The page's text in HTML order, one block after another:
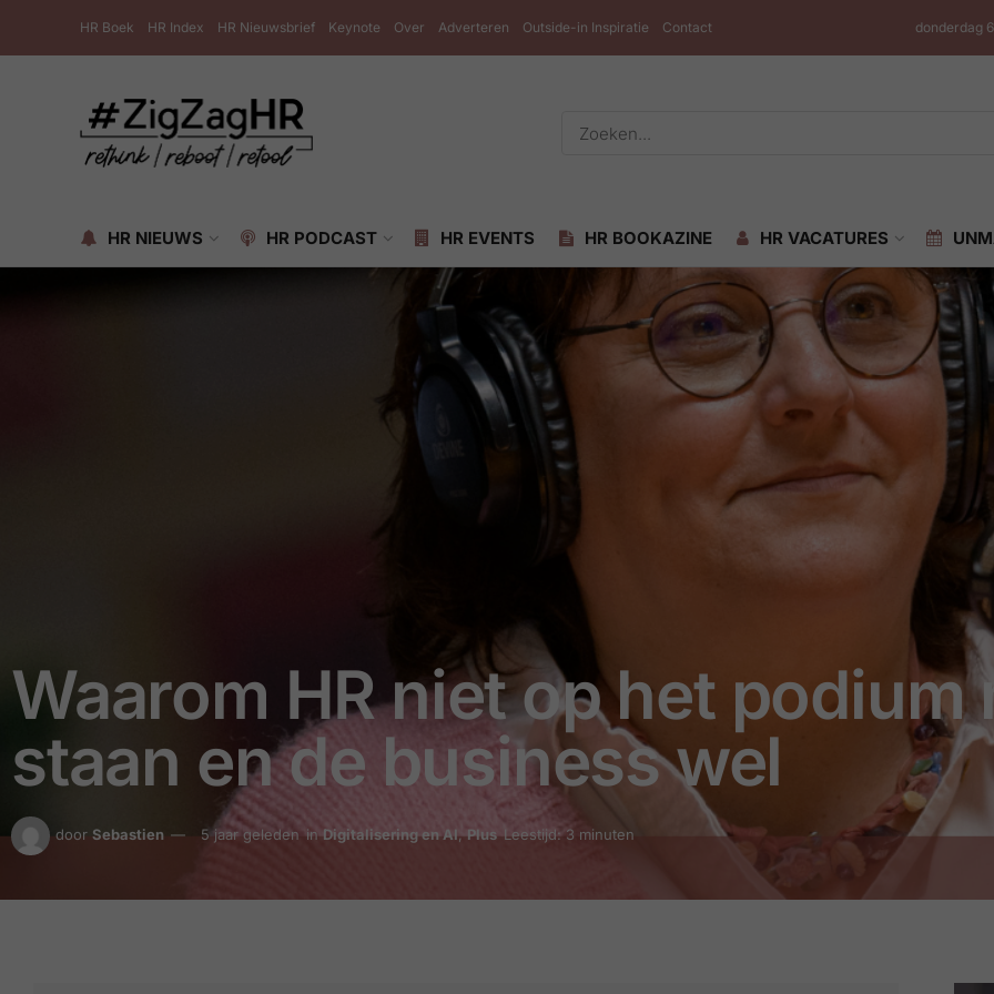
HR Boek HR Index HR Nieuwsbrief Keynote Over Adverteren Outside-in Inspiratie Contact donderdag
HR NIEUWS HR PODCAST HR EVENTS HR BOOKAZINE HR VACATURES
Waarom HR niet op het podium
staan en de business wel
door Sebastien 5 jaar geleden in Digitalisering en AI,Plus Leestijd: 3 minuten